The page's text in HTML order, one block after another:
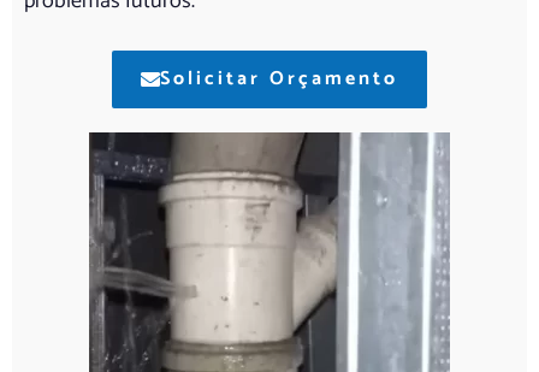
Solicitar Orçamento